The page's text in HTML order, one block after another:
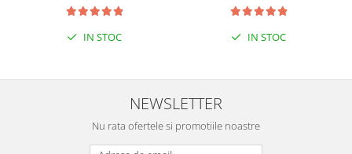
IN STOC IN STOC
NEWSLETTER
Nu rata ofertele si promotiile noastre